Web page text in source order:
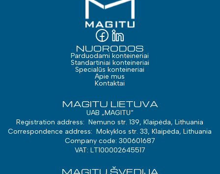
NUORODOS
Parduodami konteineriai
Standartiniai konteineriai
Specialūs konteineriai
Apie mus
Kontaktai
MAGITU LIETUVA
UAB „MAGITU“
Registration address: Nemuno str. 139, Klaipėda, Lithuania
Correspondence address: Mokyklos str. 33, Klaipėda, Lithuania
Company code: 300601687
VAT: LT100002645517
MAGITU ŠVEDIJA